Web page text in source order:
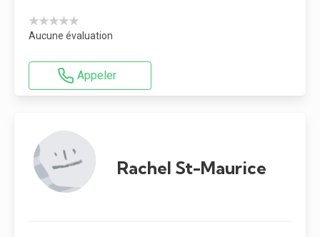
★★★★★
Aucune évaluation
Appeler
Rachel St-Maurice